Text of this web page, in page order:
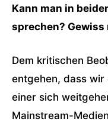
Kann man in
sprechen? Gewiss
Dem kritischen
entgehen, dass wir
einer sich
Mainstream-